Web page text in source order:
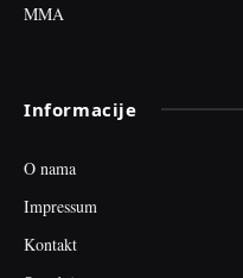
MMA
Informacije
O nama
Impressum
Kontakt